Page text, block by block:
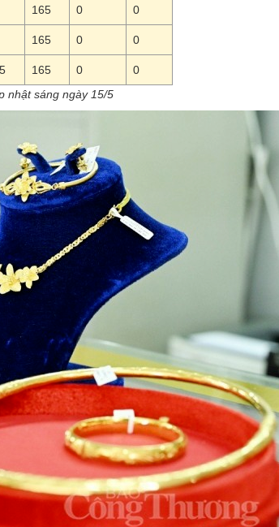
165 0 0
165 0 0
165 0
0
nhật sáng ngày 15/5